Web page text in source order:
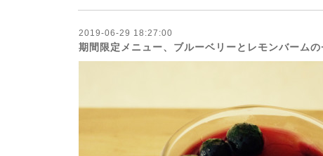
2019-06-29 18:27:00
期間限定メニュー、ブルーベリーとレモンバームの